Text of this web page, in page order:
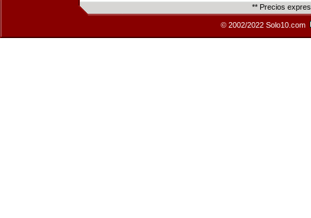
** Precios
© 2002/2022 Solo10.com